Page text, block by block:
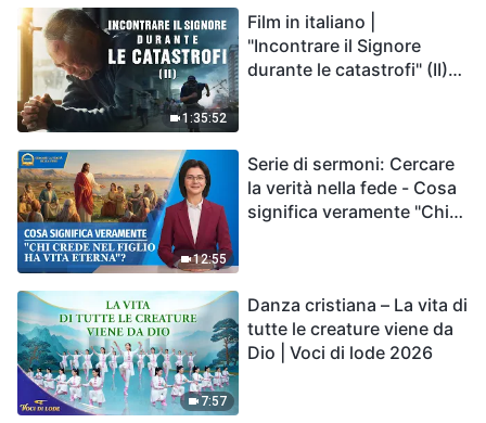
1:35:52
Film in italiano |
"Incontrare il Signore
durante le catastrofi" (II)
Regno di Dio?
12:55
Serie di sermoni: Cercare
la verità nella fede - Cosa
significa veramente "Chi
7:57
Danza cristiana – La vita di
tutte le creature viene da
Dio | Voci di lode 2026